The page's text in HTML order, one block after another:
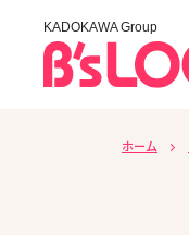
KADOKAWA Group
ホーム